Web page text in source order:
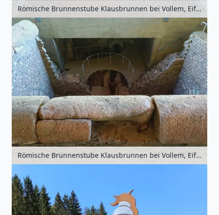
Römische Brunnenstube Klausbrunnen bei Vollem, Eifel, Nordrhein-Westfalen, Deutschland
Römische Brunnenstube Klausbrunnen bei Vollem, Eifel, Nordrhein-Westfalen, Deutschland